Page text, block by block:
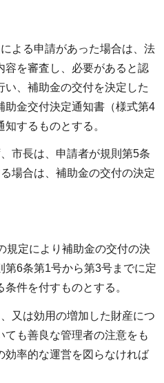
よる申請があった場合は、法
容を審査し、必要があると認
、補助金の交付を決定した
助金交付決定通知書（様式第4
するものとする。
市長は、申請者が規則第5条
場合は、補助金の交付の決定
定により補助金の交付の決
第6条第1号から第3号までに定
件を付すものとする。
又は効用の増加した財産につ
も善良な管理者の注意をも
効率的な運営を図らなければ